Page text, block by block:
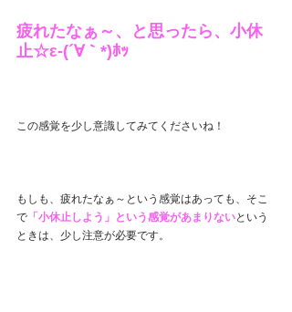
疲れたなぁ～、と思ったら、小休
止☆ε-(´∀｀*)ﾎｯ
この感覚を少し意識してみてくださいね！
もしも、疲れたなぁ～という感覚はあっても、そこ
で 「小休止しよう」という感覚があまりないという
ときは、少し注意が必要です。